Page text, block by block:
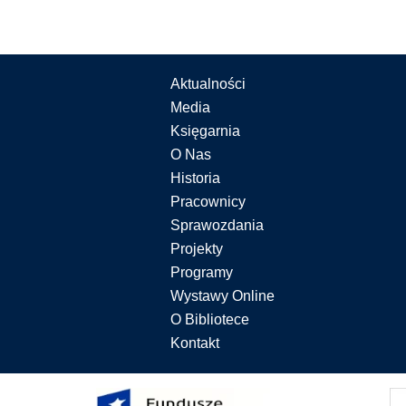
Aktualności
Media
Księgarnia
O Nas
Historia
Pracownicy
Sprawozdania
Projekty
Programy
Wystawy Online
O Bibliotece
Kontakt